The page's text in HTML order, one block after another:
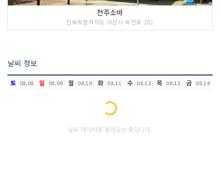
전주소바
전북특별자치도 익산시 목천로 281
날씨 정보
토 08.08 일 08.09 월 08.10 화 08.11 수 08.12 목 08.13 금 08.14
Loading...
날씨 데이터를 불러오는 중입니다.